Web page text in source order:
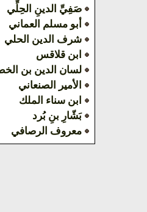
صَفِيِّ الدينِ الحِلِّي
أبو مسلم العماني
شرف الدين الحلي
ابن قلاقس
لسان الدين بن
الأمير الصنعاني
ابن سناء الملك
بَشّارِ بنِ بُرد
معروف الرصافي